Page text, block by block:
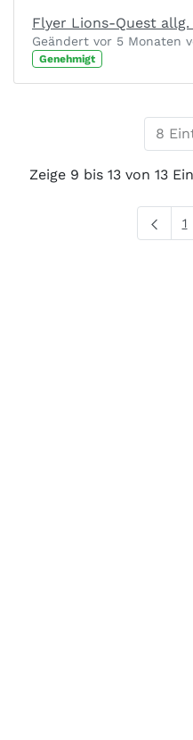
Flyer Lions-Quest
Geändert vor 5 Monaten
Genehmigt
8
Zeige 9 bis 13 von 13
1